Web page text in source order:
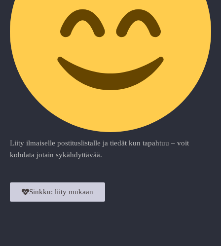
Liity ilmaiselle postituslistalle ja tiedät kun tapahtuu – voit
kohdata jotain sykähdyttävää.
Sinkku: liity mukaan